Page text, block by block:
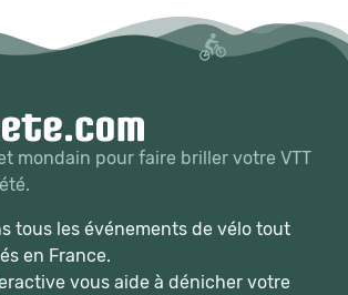
mondain pour faire briller votre VTT
tous les événements de vélo tout
en France.
vous aide à dénicher votre